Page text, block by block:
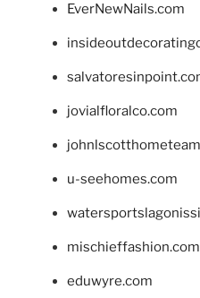
EverNewNails.com
jovialfloralco.com
u-seehomes.com
mischieffashion.com
eduwyre.com